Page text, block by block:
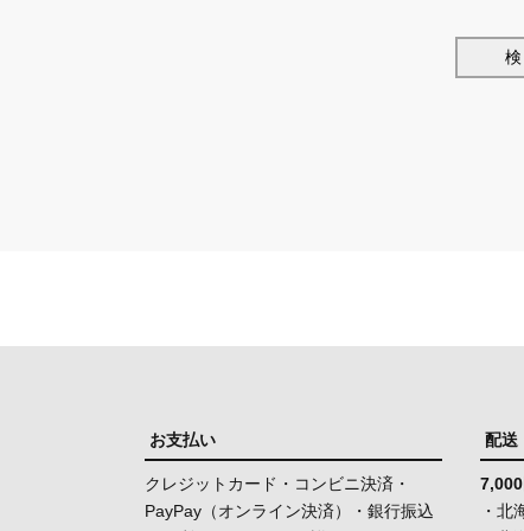
お支払い
クレジットカード・コンビニ決済・
PayPay（オンライン決済）・銀行振込
配送
・北